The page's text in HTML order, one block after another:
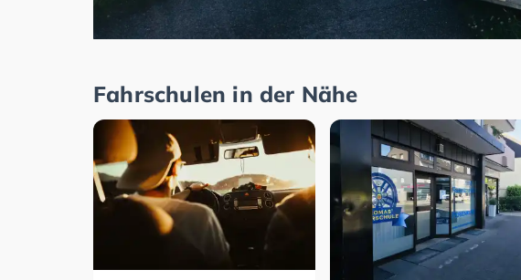
Fahrschulen in der Nähe